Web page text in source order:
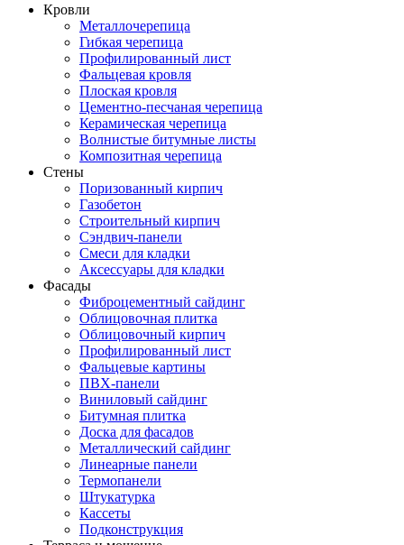
Кровли
Металлочерепица
Гибкая черепица
Профилированный лист
Фальцевая кровля
Плоская кровля
Цементно-песчаная черепица
Керамическая черепица
Волнистые битумные листы
Композитная черепица
Стены
Поризованный кирпич
Газобетон
Строительный кирпич
Сэндвич-панели
Смеси для кладки
Аксессуары для кладки
Фасады
Фиброцементный сайдинг
Облицовочная плитка
Облицовочный кирпич
Профилированный лист
Фальцевые картины
ПВХ-панели
Виниловый сайдинг
Битумная плитка
Доска для фасадов
Металлический сайдинг
Линеарные панели
Термопанели
Штукатурка
Кассеты
Подконструкция